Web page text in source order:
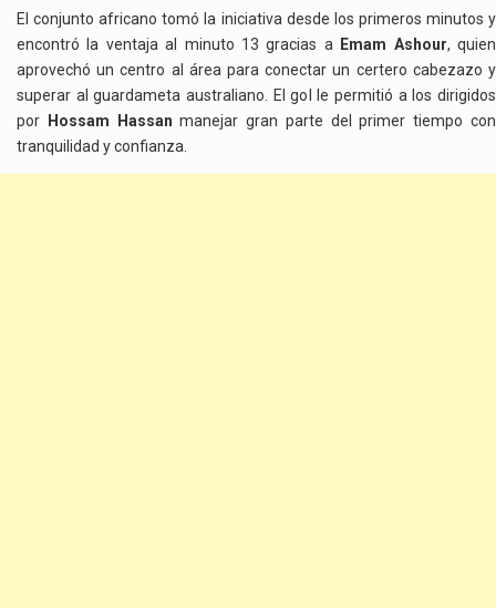
El conjunto africano tomó la iniciativa desde los primeros minutos y
encontró la ventaja al minuto 13 gracias a
Emam Ashour, quien
aprovechó un centro al área para conectar un certero cabezazo y
superar al guardameta australiano. El gol le permitió a los dirigidos
por
Hossam Hassan manejar gran parte del primer tiempo con
tranquilidad y confianza.